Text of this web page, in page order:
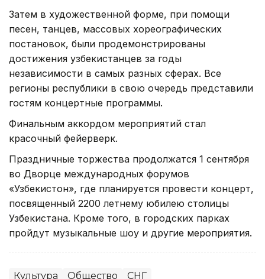
Затем в художественной форме, при помощи
песен, танцев, массовых хореографических
постановок, были продемонстрированы
достижения узбекистанцев за годы
независимости в самых разных сферах. Все
регионы республики в свою очередь представили
гостям концертные программы.
Финальным аккордом мероприятий стал
красочный фейерверк.
Праздничные торжества продолжатся 1 сентября
во Дворце международных форумов
«Узбекистон», где планируется провести концерт,
посвященный 2200 летнему юбилею столицы
Узбекистана. Кроме того, в городских парках
пройдут музыкальные шоу и другие мероприятия.
Культура Общество СНГ